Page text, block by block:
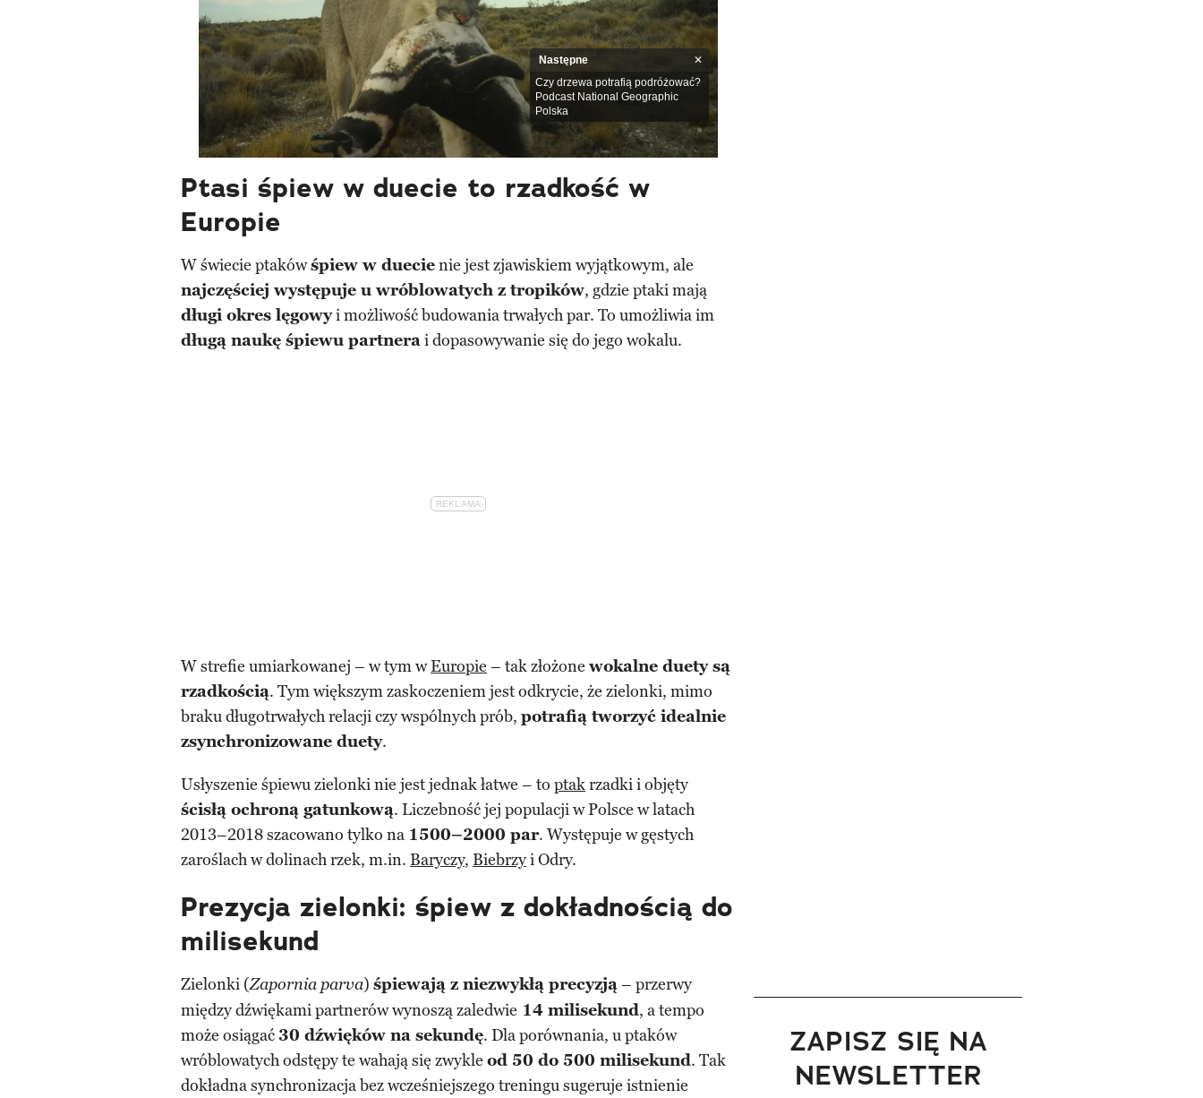
Następne
Czy drzewa potrafią podróżować?
Podcast National Geographic
Polska
Ptasi śpiew w duecie to rzadkość w
Europie
W świecie ptakówśpiew w duecienie jest zjawiskiem wyjątkowym, ale
najczęściej występuje u wróblowatych z tropików, gdzie ptaki mają
długi okres lęgowyi możliwość budowania trwałych par. To umożliwia im
długą naukę śpiewu partnerai dopasowywanie się do jego wokalu.
W strefie umiarkowanej – w tym wEuropie – tak złożone wokalne duety są
rzadkością. Tym większym zaskoczeniem jest odkrycie, że zielonki, mimo
braku długotrwałych relacji czy wspólnych prób, potrafią tworzyć idealnie
zsynchronizowane duety.
Usłyszenie śpiewu zielonki nie jest jednak łatwe – to ptakrzadki i objęty
ścisłą ochroną gatunkową. Liczebność jej populacji w Polsce w latach
2013–2018 szacowano tylko na 1500–2000 par. Występuje w gęstych
zaroślach w dolinach rzek, m.in. Baryczy, Biebrzyi Odry.
Prezycja zielonki: śpiew z dokładnością do
milisekund
Zielonki (Zapornia parva) śpiewają z niezwykłą precyzją– przerwy
między dźwiękami partnerów wynoszą zaledwie 14 milisekund, a tempo
może osiągać30 dźwięków na sekundę. Dla porównania, u ptaków
wróblowatych odstępy te wahają się zwykle od 50 do 500 milisekund. Tak
dokładna synchronizacja bez wcześniejszego treningu sugeruje istnienie
ZAPISZ SIĘ NA
NEWSLETTER